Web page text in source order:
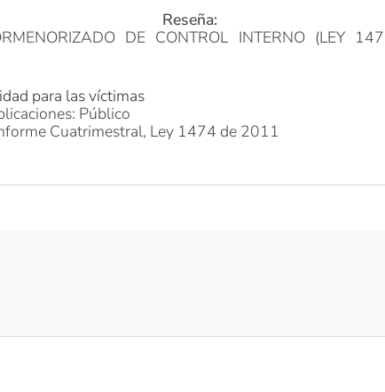
Reseña:
DE CONTROL INTERNO (LEY
para las víctimas
Público
Cuatrimestral, Ley 1474 de 2011